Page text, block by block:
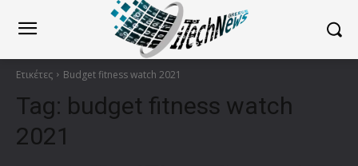
Ετικέτες Budget fitness watch 2021
Tag: budget fitness watch
2021